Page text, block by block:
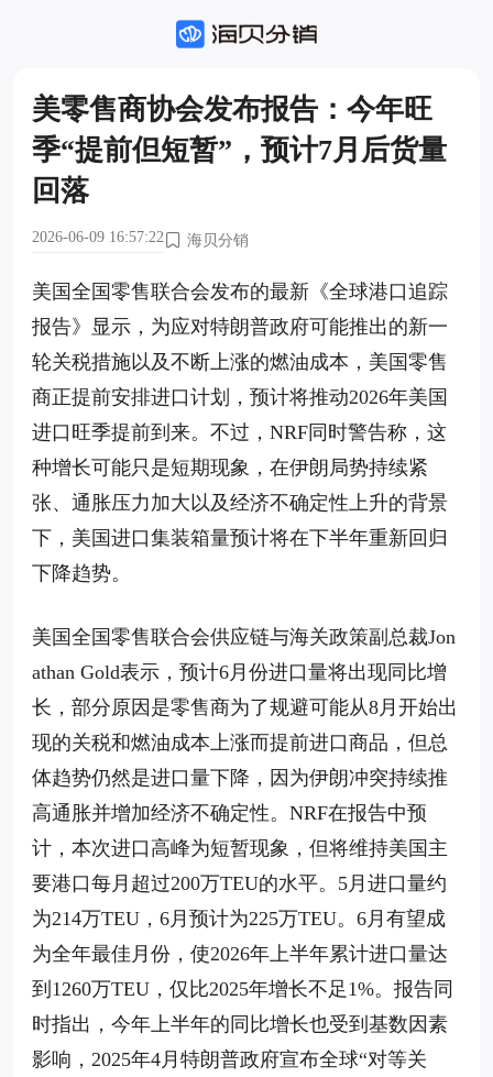
美零售商协会发布报告：今年旺
季“提前但短暂”，预计7月后货量
回落
2026-06-09 16:57:22 海贝分销
美国全国零售联合会发布的最新《全球港口追踪
报告》显示，为应对特朗普政府可能推出的新一
轮关税措施以及不断上涨的燃油成本，美国零售
商正提前安排进口计划，预计将推动2026年美国
进口旺季提前到来。不过，NRF同时警告称，这
种增长可能只是短期现象，在伊朗局势持续紧
张、通胀压力加大以及经济不确定性上升的背景
下，美国进口集装箱量预计将在下半年重新回归
下降趋势。
美国全国零售联合会供应链与海关政策副总裁Jon
athan Gold表示，预计6月份进口量将出现同比增
长，部分原因是零售商为了规避可能从8月开始出
现的关税和燃油成本上涨而提前进口商品，但总
体趋势仍然是进口量下降，因为伊朗冲突持续推
高通胀并增加经济不确定性。NRF在报告中预
计，本次进口高峰为短暂现象，但将维持美国主
要港口每月超过200万TEU的水平。5月进口量约
为214万TEU，6月预计为225万TEU。6月有望成
为全年最佳月份，使2026年上半年累计进口量达
到1260万TEU，仅比2025年增长不足1%。报告同
时指出，今年上半年的同比增长也受到基数因素
影响，2025年4月特朗普政府宣布全球“对等关